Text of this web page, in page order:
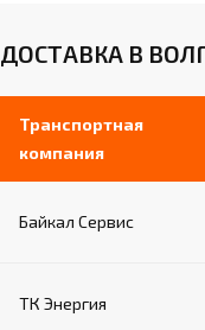
Вес одной стенки:
производство и
ДОСТАВКА В
Транспортная
компания
Байкал Сервис
ТК Энергия